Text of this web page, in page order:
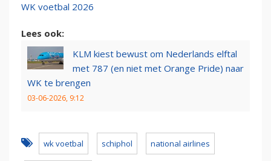
WK voetbal 2026
Lees ook:
KLM kiest bewust om Nederlands elftal
met 787 (en niet met Orange Pride) naar
WK te brengen
03-06-2026, 9:12
wk voetbal schiphol national airlines